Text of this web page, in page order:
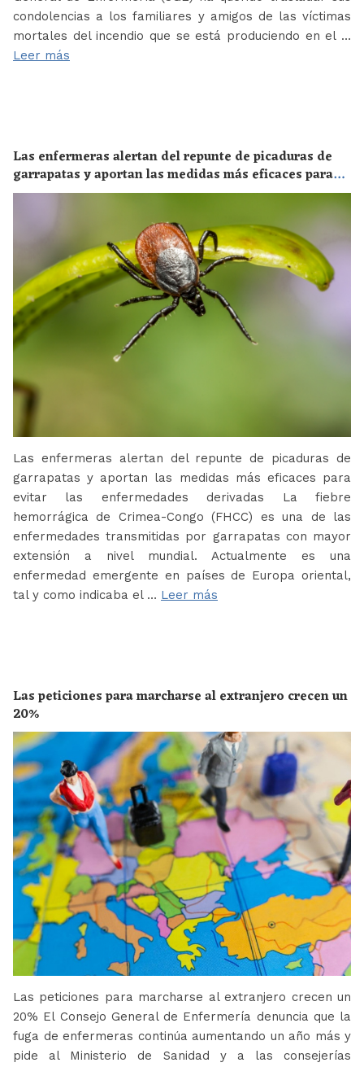
condolencias a los familiares y amigos de las víctimas
mortales del incendio que se está produciendo en el …
Leer más
Las enfermeras alertan del repunte de picaduras de
garrapatas y aportan las medidas más eficaces para
evitar las enfermedades derivadas
Las enfermeras alertan del repunte de picaduras de
garrapatas y aportan las medidas más eficaces para
evitar las enfermedades derivadas La fiebre
hemorrágica de Crimea-Congo (FHCC) es una de las
enfermedades transmitidas por garrapatas con mayor
extensión a nivel mundial. Actualmente es una
enfermedad emergente en países de Europa oriental,
tal y como indicaba el … Leer más
Las peticiones para marcharse al extranjero crecen un
20%
Las peticiones para marcharse al extranjero crecen un
20% El Consejo General de Enfermería denuncia que la
fuga de enfermeras continúa aumentando un año más y
pide al Ministerio de Sanidad y a las consejerías